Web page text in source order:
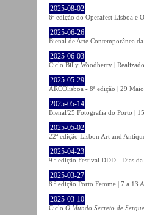
2025-08-02
6ª edição do Operafest Lisboa e
2025-06-26
Bienal de Arte Contemporânea
2025-06-03
Ciclo Billy Woodberry |
2025-05-29
ARCOlisboa - 8ª edição | 29
2025-05-14
Bienal'25 Fotografia do Porto |
2025-05-02
22ª edição Lisbon Art and
2025-04-23
9.ª edição Festival DDD - Dias
2025-03-27
8.ª edição Porto Femme | 7 a 13
2025-03-10
Ciclo O Mundo Secreto de